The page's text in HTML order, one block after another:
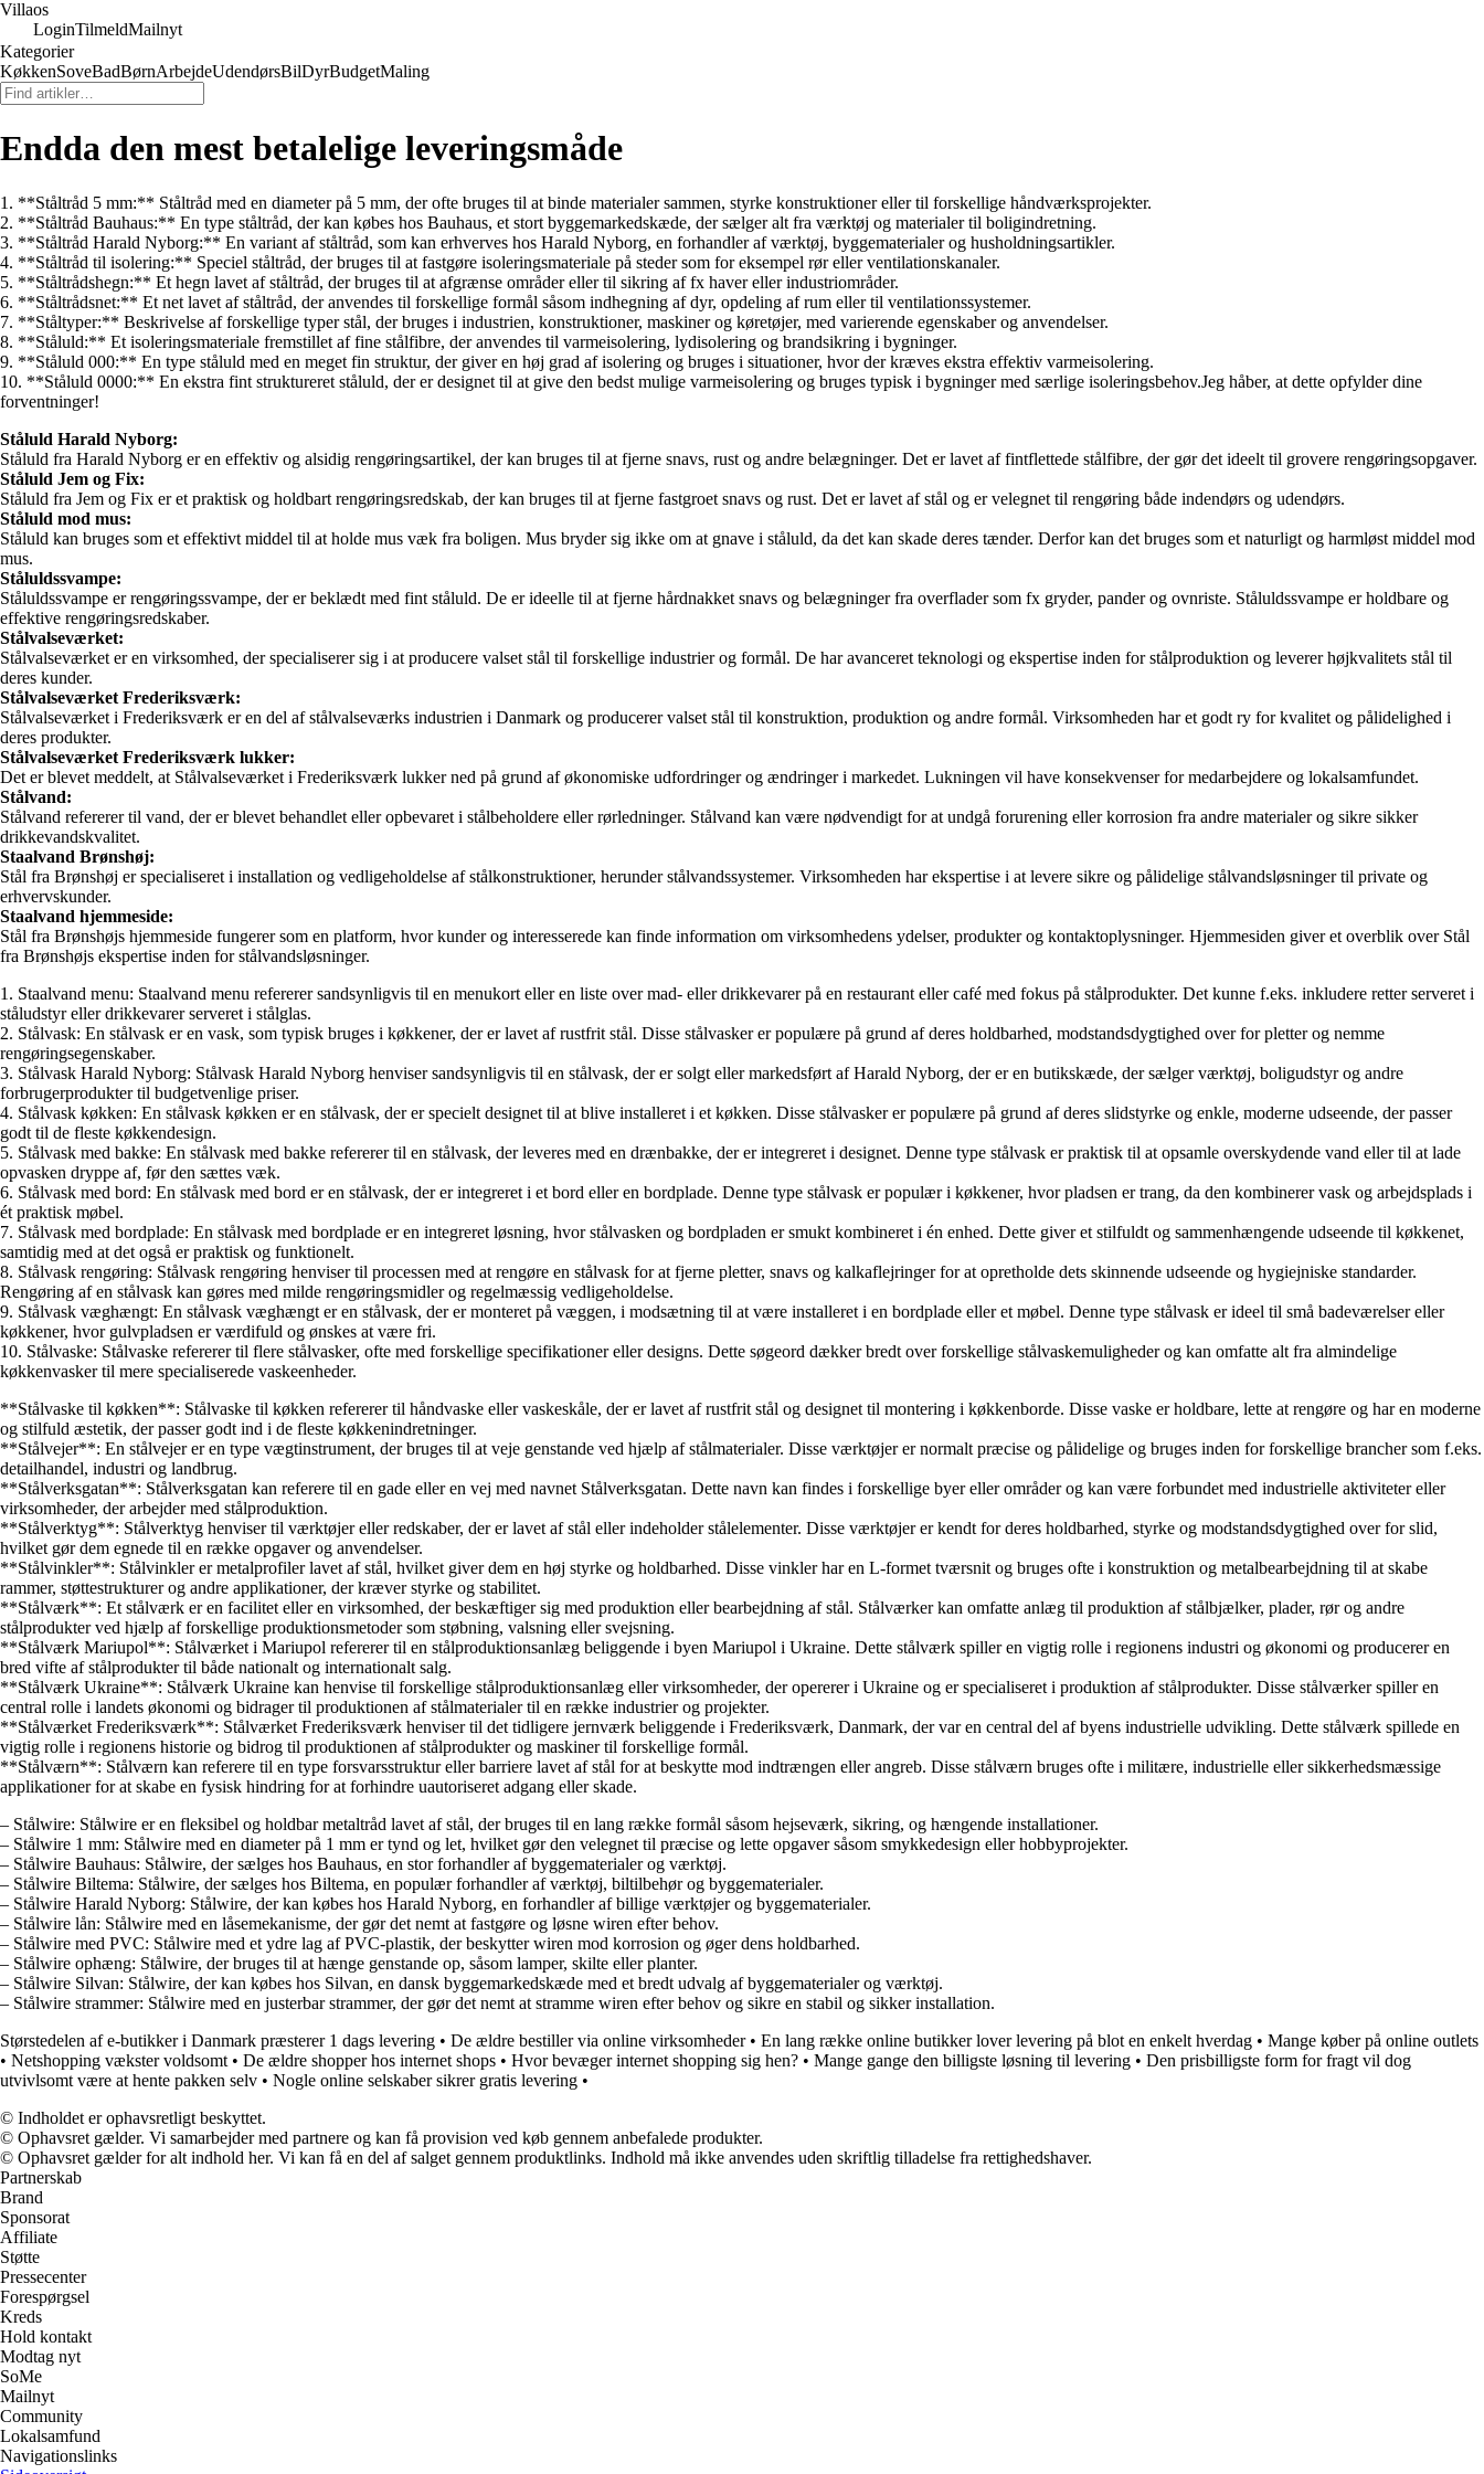
Villaos
LoginTilmeldMailnyt
Kategorier
KøkkenSoveBadBørnArbejdeUdendørsBilDyrBudgetMaling
Endda den mest betalelige leveringsmåde
1. **Ståltråd 5 mm:** Ståltråd med en diameter på 5 mm, der ofte bruges til at binde materialer sammen, styrke konstruktioner eller til forskellige håndværksprojekter.
2. **Ståltråd Bauhaus:** En type ståltråd, der kan købes hos Bauhaus, et stort byggemarkedskæde, der sælger alt fra værktøj og materialer til boligindretning.
3. **Ståltråd Harald Nyborg:** En variant af ståltråd, som kan erhverves hos Harald Nyborg, en forhandler af værktøj, byggematerialer og husholdningsartikler.
4. **Ståltråd til isolering:** Speciel ståltråd, der bruges til at fastgøre isoleringsmateriale på steder som for eksempel rør eller ventilationskanaler.
5. **Ståltrådshegn:** Et hegn lavet af ståltråd, der bruges til at afgrænse områder eller til sikring af fx haver eller industriområder.
6. **Ståltrådsnet:** Et net lavet af ståltråd, der anvendes til forskellige formål såsom indhegning af dyr, opdeling af rum eller til ventilationssystemer.
7. **Ståltyper:** Beskrivelse af forskellige typer stål, der bruges i industrien, konstruktioner, maskiner og køretøjer, med varierende egenskaber og anvendelser.
8. **Ståluld:** Et isoleringsmateriale fremstillet af fine stålfibre, der anvendes til varmeisolering, lydisolering og brandsikring i bygninger.
9. **Ståluld 000:** En type ståluld med en meget fin struktur, der giver en høj grad af isolering og bruges i situationer, hvor der kræves ekstra effektiv varmeisolering.
10. **Ståluld 0000:** En ekstra fint struktureret ståluld, der er designet til at give den bedst mulige varmeisolering og bruges typisk i bygninger med særlige isoleringsbehov.Jeg håber, at dette opfylder dine
forventninger!
Ståluld Harald Nyborg:
Ståluld fra Harald Nyborg er en effektiv og alsidig rengøringsartikel, der kan bruges til at fjerne snavs, rust og andre belægninger. Det er lavet af fintflettede stålfibre, der gør det ideelt til grovere rengøringsopgaver.
Ståluld Jem og Fix:
Ståluld fra Jem og Fix er et praktisk og holdbart rengøringsredskab, der kan bruges til at fjerne fastgroet snavs og rust. Det er lavet af stål og er velegnet til rengøring både indendørs og udendørs.
Ståluld mod mus:
Ståluld kan bruges som et effektivt middel til at holde mus væk fra boligen. Mus bryder sig ikke om at gnave i ståluld, da det kan skade deres tænder. Derfor kan det bruges som et naturligt og harmløst middel mod
mus.
Ståluldssvampe:
Ståluldssvampe er rengøringssvampe, der er beklædt med fint ståluld. De er ideelle til at fjerne hårdnakket snavs og belægninger fra overflader som fx gryder, pander og ovnriste. Ståluldssvampe er holdbare og
effektive rengøringsredskaber.
Stålvalseværket:
Stålvalseværket er en virksomhed, der specialiserer sig i at producere valset stål til forskellige industrier og formål. De har avanceret teknologi og ekspertise inden for stålproduktion og leverer højkvalitets stål til
deres kunder.
Stålvalseværket Frederiksværk:
Stålvalseværket i Frederiksværk er en del af stålvalseværks industrien i Danmark og producerer valset stål til konstruktion, produktion og andre formål. Virksomheden har et godt ry for kvalitet og pålidelighed i
deres produkter.
Stålvalseværket Frederiksværk lukker:
Det er blevet meddelt, at Stålvalseværket i Frederiksværk lukker ned på grund af økonomiske udfordringer og ændringer i markedet. Lukningen vil have konsekvenser for medarbejdere og lokalsamfundet.
Stålvand:
Stålvand refererer til vand, der er blevet behandlet eller opbevaret i stålbeholdere eller rørledninger. Stålvand kan være nødvendigt for at undgå forurening eller korrosion fra andre materialer og sikre sikker
drikkevandskvalitet.
Staalvand Brønshøj:
Stål fra Brønshøj er specialiseret i installation og vedligeholdelse af stålkonstruktioner, herunder stålvandssystemer. Virksomheden har ekspertise i at levere sikre og pålidelige stålvandsløsninger til private og
erhvervskunder.
Staalvand hjemmeside:
Stål fra Brønshøjs hjemmeside fungerer som en platform, hvor kunder og interesserede kan finde information om virksomhedens ydelser, produkter og kontaktoplysninger. Hjemmesiden giver et overblik over Stål
fra Brønshøjs ekspertise inden for stålvandsløsninger.
1. Staalvand menu: Staalvand menu refererer sandsynligvis til en menukort eller en liste over mad- eller drikkevarer på en restaurant eller café med fokus på stålprodukter. Det kunne f.eks. inkludere retter serveret i
ståludstyr eller drikkevarer serveret i stålglas.
2. Stålvask: En stålvask er en vask, som typisk bruges i køkkener, der er lavet af rustfrit stål. Disse stålvasker er populære på grund af deres holdbarhed, modstandsdygtighed over for pletter og nemme
rengøringsegenskaber.
3. Stålvask Harald Nyborg: Stålvask Harald Nyborg henviser sandsynligvis til en stålvask, der er solgt eller markedsført af Harald Nyborg, der er en butikskæde, der sælger værktøj, boligudstyr og andre
forbrugerprodukter til budgetvenlige priser.
4. Stålvask køkken: En stålvask køkken er en stålvask, der er specielt designet til at blive installeret i et køkken. Disse stålvasker er populære på grund af deres slidstyrke og enkle, moderne udseende, der passer
godt til de fleste køkkendesign.
5. Stålvask med bakke: En stålvask med bakke refererer til en stålvask, der leveres med en drænbakke, der er integreret i designet. Denne type stålvask er praktisk til at opsamle overskydende vand eller til at lade
opvasken dryppe af, før den sættes væk.
6. Stålvask med bord: En stålvask med bord er en stålvask, der er integreret i et bord eller en bordplade. Denne type stålvask er populær i køkkener, hvor pladsen er trang, da den kombinerer vask og arbejdsplads i
ét praktisk møbel.
7. Stålvask med bordplade: En stålvask med bordplade er en integreret løsning, hvor stålvasken og bordpladen er smukt kombineret i én enhed. Dette giver et stilfuldt og sammenhængende udseende til køkkenet,
samtidig med at det også er praktisk og funktionelt.
8. Stålvask rengøring: Stålvask rengøring henviser til processen med at rengøre en stålvask for at fjerne pletter, snavs og kalkaflejringer for at opretholde dets skinnende udseende og hygiejniske standarder.
Rengøring af en stålvask kan gøres med milde rengøringsmidler og regelmæssig vedligeholdelse.
9. Stålvask væghængt: En stålvask væghængt er en stålvask, der er monteret på væggen, i modsætning til at være installeret i en bordplade eller et møbel. Denne type stålvask er ideel til små badeværelser eller
køkkener, hvor gulvpladsen er værdifuld og ønskes at være fri.
10. Stålvaske: Stålvaske refererer til flere stålvasker, ofte med forskellige specifikationer eller designs. Dette søgeord dækker bredt over forskellige stålvaskemuligheder og kan omfatte alt fra almindelige
køkkenvasker til mere specialiserede vaskeenheder.
**Stålvaske til køkken**: Stålvaske til køkken refererer til håndvaske eller vaskeskåle, der er lavet af rustfrit stål og designet til montering i køkkenborde. Disse vaske er holdbare, lette at rengøre og har en moderne
og stilfuld æstetik, der passer godt ind i de fleste køkkenindretninger.
**Stålvejer**: En stålvejer er en type vægtinstrument, der bruges til at veje genstande ved hjælp af stålmaterialer. Disse værktøjer er normalt præcise og pålidelige og bruges inden for forskellige brancher som f.eks.
detailhandel, industri og landbrug.
**Stålverksgatan**: Stålverksgatan kan referere til en gade eller en vej med navnet Stålverksgatan. Dette navn kan findes i forskellige byer eller områder og kan være forbundet med industrielle aktiviteter eller
virksomheder, der arbejder med stålproduktion.
**Stålverktyg**: Stålverktyg henviser til værktøjer eller redskaber, der er lavet af stål eller indeholder stålelementer. Disse værktøjer er kendt for deres holdbarhed, styrke og modstandsdygtighed over for slid,
hvilket gør dem egnede til en række opgaver og anvendelser.
**Stålvinkler**: Stålvinkler er metalprofiler lavet af stål, hvilket giver dem en høj styrke og holdbarhed. Disse vinkler har en L-formet tværsnit og bruges ofte i konstruktion og metalbearbejdning til at skabe
rammer, støttestrukturer og andre applikationer, der kræver styrke og stabilitet.
**Stålværk**: Et stålværk er en facilitet eller en virksomhed, der beskæftiger sig med produktion eller bearbejdning af stål. Stålværker kan omfatte anlæg til produktion af stålbjælker, plader, rør og andre
stålprodukter ved hjælp af forskellige produktionsmetoder som støbning, valsning eller svejsning.
**Stålværk Mariupol**: Stålværket i Mariupol refererer til en stålproduktionsanlæg beliggende i byen Mariupol i Ukraine. Dette stålværk spiller en vigtig rolle i regionens industri og økonomi og producerer en
bred vifte af stålprodukter til både nationalt og internationalt salg.
**Stålværk Ukraine**: Stålværk Ukraine kan henvise til forskellige stålproduktionsanlæg eller virksomheder, der opererer i Ukraine og er specialiseret i produktion af stålprodukter. Disse stålværker spiller en
central rolle i landets økonomi og bidrager til produktionen af stålmaterialer til en række industrier og projekter.
**Stålværket Frederiksværk**: Stålværket Frederiksværk henviser til det tidligere jernværk beliggende i Frederiksværk, Danmark, der var en central del af byens industrielle udvikling. Dette stålværk spillede en
vigtig rolle i regionens historie og bidrog til produktionen af stålprodukter og maskiner til forskellige formål.
**Stålværn**: Stålværn kan referere til en type forsvarsstruktur eller barriere lavet af stål for at beskytte mod indtrængen eller angreb. Disse stålværn bruges ofte i militære, industrielle eller sikkerhedsmæssige
applikationer for at skabe en fysisk hindring for at forhindre uautoriseret adgang eller skade.
– Stålwire: Stålwire er en fleksibel og holdbar metaltråd lavet af stål, der bruges til en lang række formål såsom hejseværk, sikring, og hængende installationer.
– Stålwire 1 mm: Stålwire med en diameter på 1 mm er tynd og let, hvilket gør den velegnet til præcise og lette opgaver såsom smykkedesign eller hobbyprojekter.
– Stålwire Bauhaus: Stålwire, der sælges hos Bauhaus, en stor forhandler af byggematerialer og værktøj.
– Stålwire Biltema: Stålwire, der sælges hos Biltema, en populær forhandler af værktøj, biltilbehør og byggematerialer.
– Stålwire Harald Nyborg: Stålwire, der kan købes hos Harald Nyborg, en forhandler af billige værktøjer og byggematerialer.
– Stålwire lån: Stålwire med en låsemekanisme, der gør det nemt at fastgøre og løsne wiren efter behov.
– Stålwire med PVC: Stålwire med et ydre lag af PVC-plastik, der beskytter wiren mod korrosion og øger dens holdbarhed.
– Stålwire ophæng: Stålwire, der bruges til at hænge genstande op, såsom lamper, skilte eller planter.
– Stålwire Silvan: Stålwire, der kan købes hos Silvan, en dansk byggemarkedskæde med et bredt udvalg af byggematerialer og værktøj.
– Stålwire strammer: Stålwire med en justerbar strammer, der gør det nemt at stramme wiren efter behov og sikre en stabil og sikker installation.
Størstedelen af e-butikker i Danmark præsterer 1 dags levering • De ældre bestiller via online virksomheder• En lang række online butikker lover levering på blot en enkelt hverdag • Mange køber på online outlets
• Netshopping vækster voldsomt • De ældre shopper hos internet shops • Hvor bevæger internet shopping sig hen? • Mange gange den billigste løsning til levering • Den prisbilligste form for fragt vil dog
utvivlsomt være at hente pakken selv • Nogle online selskaber sikrer gratis levering •
© Indholdet er ophavsretligt beskyttet.
© Ophavsret gælder. Vi samarbejder med partnere og kan få provision ved køb gennem anbefalede produkter.
© Ophavsret gælder for alt indhold her. Vi kan få en del af salget gennem produktlinks. Indhold må ikke anvendes uden skriftlig tilladelse fra rettighedshaver.
Partnerskab
Brand
Sponsorat
Affiliate
Støtte
Pressecenter
Forespørgsel
Kreds
Hold kontakt
Modtag nyt
SoMe
Mailnyt
Community
Lokalsamfund
Navigationslinks